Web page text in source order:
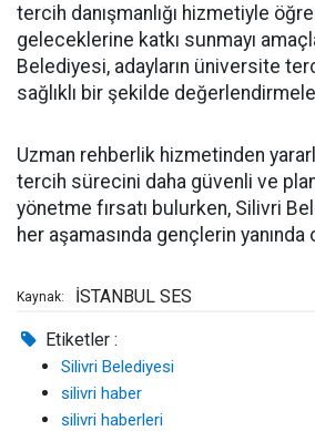
tercih danışmanlığı hizmetiyle
geleceklerine katkı sunmayı
Belediyesi, adayların üniversite
sağlıklı bir şekilde
Uzman rehberlik hizmetinden
tercih sürecini daha güvenli ve
yönetme fırsatı bulurken, Silivri
her aşamasında gençlerin yanında
Kaynak: İSTANBUL SES
Etiketler :
Silivri Belediyesi
silivri haber
silivri haberleri